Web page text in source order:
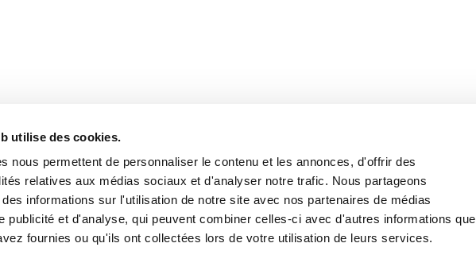
utilise des cookies.
nous permettent de personnaliser le contenu et les annonces, d'offrir des
relatives aux médias sociaux et d'analyser notre trafic. Nous partageons
informations sur l'utilisation de notre site avec nos partenaires de médias
publicité et d'analyse, qui peuvent combiner celles-ci avec d'autres informations que
fournies ou qu'ils ont collectées lors de votre utilisation de leurs services.